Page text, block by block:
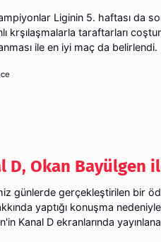
Liginin 5. haftası da
krşılaşmalarla taraftarları
ile en iyi maç da belirlendi.
D, Okan Bayülgen
günlerde gerçekleştirilen bir
yaptığı konuşma
Kanal D ekranlarında